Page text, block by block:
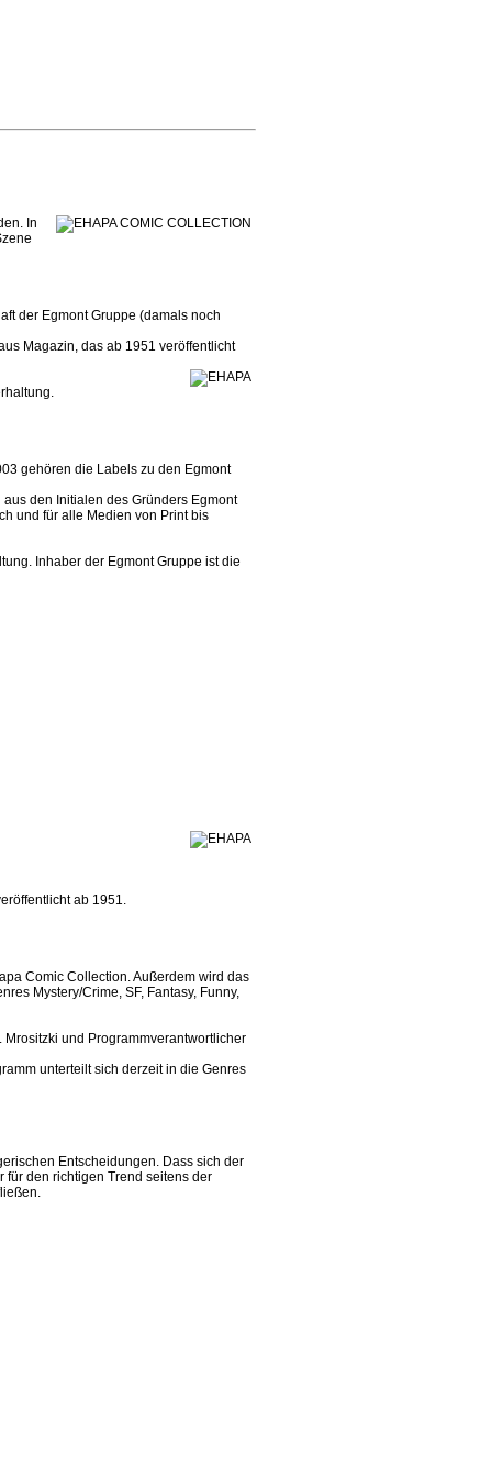
In
der Egmont Gruppe (damals noch
Magazin, das ab 1951 veröffentlicht
gehören die Labels zu den Egmont
den Initialen des Gründers Egmont
und für alle Medien von Print bis
Inhaber der Egmont Gruppe ist die
ab 1951.
Comic Collection. Außerdem wird das
Mystery/Crime, SF, Fantasy, Funny,
und Programmverantwortlicher
unterteilt sich derzeit in die Genres
Entscheidungen. Dass sich der
für den richtigen Trend seitens der